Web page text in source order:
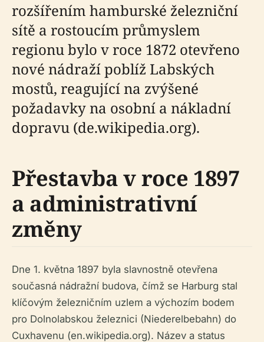
rozšířením hamburské železniční
sítě a rostoucím průmyslem
regionu bylo v roce 1872 otevřeno
nové nádraží poblíž Labských
mostů, reagující na zvýšené
požadavky na osobní a nákladní
dopravu (de.wikipedia.org).
Přestavba v roce 1897
a administrativní
změny
Dne 1. května 1897 byla slavnostně otevřena
současná nádražní budova, čímž se Harburg stal
klíčovým železničním uzlem a výchozím bodem
pro Dolnolabskou železnici (Niederelbebahn) do
Cuxhavenu (en.wikipedia.org). Název a status